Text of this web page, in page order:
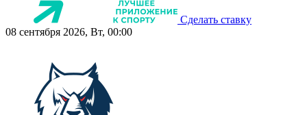
Сделать ставку
08 сентября 2026, Вт, 00:00